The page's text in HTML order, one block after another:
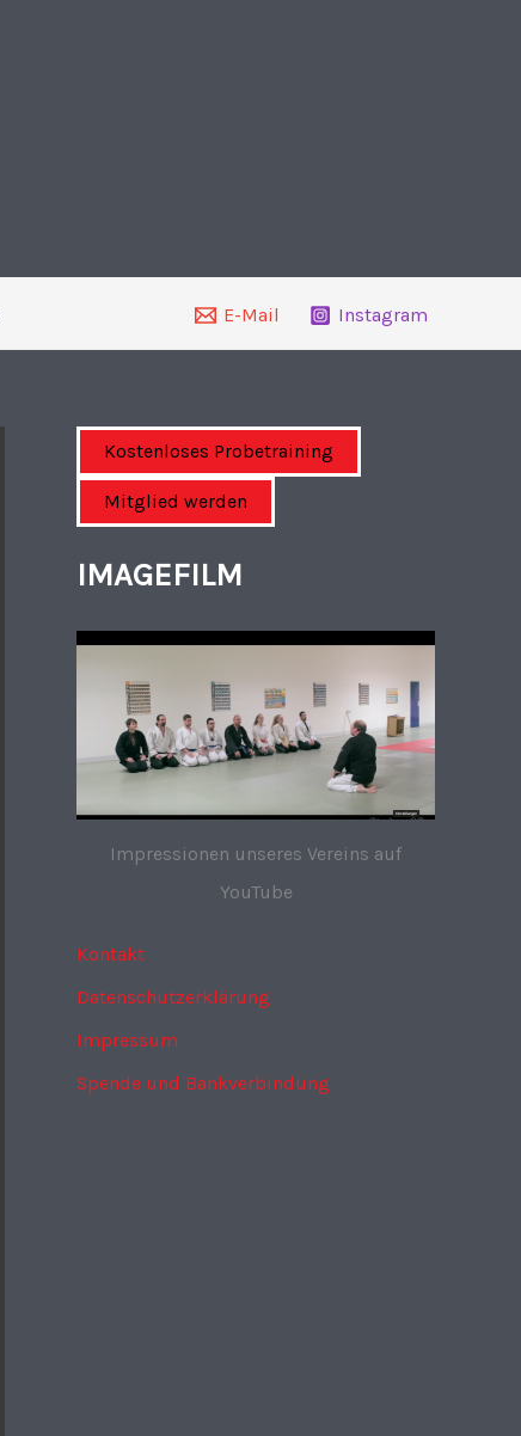
E-Mail Instagram
Kostenloses Probetraining
Mitglied werden
IMAGEFILM
Impressionen unseres Vereins auf
YouTube
Kontakt
Datenschutzerklärung
Impressum
Spende und Bankverbindung